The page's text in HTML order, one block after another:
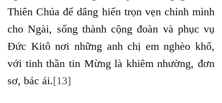
Thiên Chúa để dâng hiến trọn vẹn chính mình
cho Ngài, sống thành cộng đoàn và phục vụ
Đức Kitô nơi những anh chị em nghèo khổ,
với tinh thần tin Mừng là khiêm nhường, đơn
sơ, bác ái.[13]